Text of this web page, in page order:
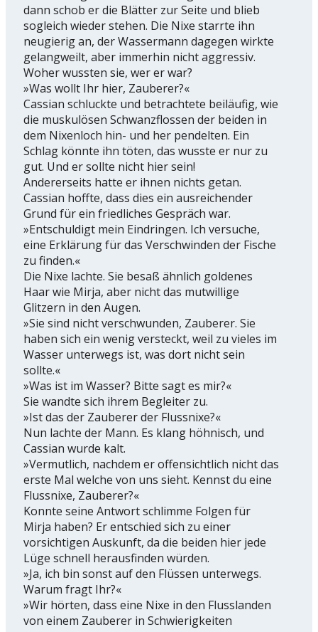
dann schob er die Blätter zur Seite und blieb
sogleich wieder stehen. Die Nixe starrte ihn
neugierig an, der Wassermann dagegen wirkte
gelangweilt, aber immerhin nicht aggressiv.
Woher wussten sie, wer er war?
»Was wollt Ihr hier, Zauberer?«
Cassian schluckte und betrachtete beiläufig, wie
die muskulösen Schwanzflossen der beiden in
dem Nixenloch hin- und her pendelten. Ein
Schlag könnte ihn töten, das wusste er nur zu
gut. Und er sollte nicht hier sein!
Andererseits hatte er ihnen nichts getan.
Cassian hoffte, dass dies ein ausreichender
Grund für ein friedliches Gespräch war.
»Entschuldigt mein Eindringen. Ich versuche,
eine Erklärung für das Verschwinden der Fische
zu finden.«
Die Nixe lachte. Sie besaß ähnlich goldenes
Haar wie Mirja, aber nicht das mutwillige
Glitzern in den Augen.
»Sie sind nicht verschwunden, Zauberer. Sie
haben sich ein wenig versteckt, weil zu vieles im
Wasser unterwegs ist, was dort nicht sein
sollte.«
»Was ist im Wasser? Bitte sagt es mir?«
Sie wandte sich ihrem Begleiter zu.
»Ist das der Zauberer der Flussnixe?«
Nun lachte der Mann. Es klang höhnisch, und
Cassian wurde kalt.
»Vermutlich, nachdem er offensichtlich nicht das
erste Mal welche von uns sieht. Kennst du eine
Flussnixe, Zauberer?«
Konnte seine Antwort schlimme Folgen für
Mirja haben? Er entschied sich zu einer
vorsichtigen Auskunft, da die beiden hier jede
Lüge schnell herausfinden würden.
»Ja, ich bin sonst auf den Flüssen unterwegs.
Warum fragt Ihr?«
»Wir hörten, dass eine Nixe in den Flusslanden
von einem Zauberer in Schwierigkeiten